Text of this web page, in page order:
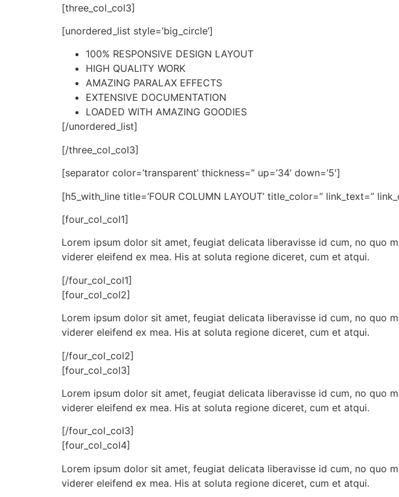
[three_col_col3]
[unordered_list style=’big_circle’]
100% RESPONSIVE DESIGN LAYOUT
HIGH QUALITY WORK
AMAZING PARALAX EFFECTS
EXTENSIVE DOCUMENTATION
LOADED WITH AMAZING GOODIES
[/unordered_list]
[/three_col_col3]
[separator color=’transparent’ thickness=” up=’34’ down=’5′]
[h5_with_line title=’FOUR COLUMN LAYOUT’ title_color=” link_text=”
[four_col_col1]
Lorem ipsum dolor sit amet, feugiat delicata liberavisse id cum, no quo
viderer eleifend ex mea. His at soluta regione diceret, cum et atqui.
[/four_col_col1]
[four_col_col2]
Lorem ipsum dolor sit amet, feugiat delicata liberavisse id cum, no quo
viderer eleifend ex mea. His at soluta regione diceret, cum et atqui.
[/four_col_col2]
[four_col_col3]
Lorem ipsum dolor sit amet, feugiat delicata liberavisse id cum, no quo
viderer eleifend ex mea. His at soluta regione diceret, cum et atqui.
[/four_col_col3]
[four_col_col4]
Lorem ipsum dolor sit amet, feugiat delicata liberavisse id cum, no quo
viderer eleifend ex mea. His at soluta regione diceret, cum et atqui.